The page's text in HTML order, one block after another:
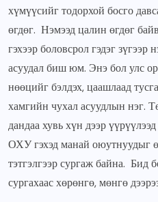
хүмүүсийг тодорхой босго
өгдөг. Нэмээд цалин өгдөг
гэхээр боловсрол гэдэг зүгээр
асуудал биш юм. Энэ бол улс
нөөцийг бэлдэх, цаашлаад
хамгийн чухал асуудлын нэг.
дандаа хувь хүн дээр
ОХУ гэхэд манай оюутнуудыг
тэтгэлгээр сургаж байна. Бид
сургахаас хөрөнгө, мөнгө